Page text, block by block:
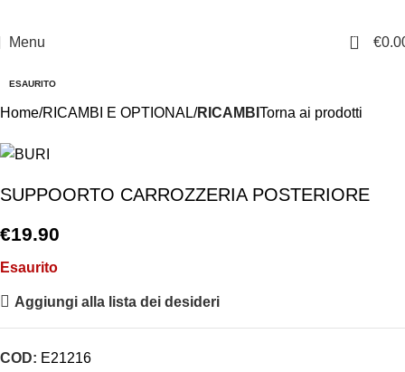
Menu 0 €
ESAURITO
Home RICAMBI E OPTIONAL RICAMBI Torna ai prodotti
SUPPOORTO CARROZZERIA POSTERIORE
€19.90
Esaurito
Aggiungi alla lista dei desideri
COD: E21216